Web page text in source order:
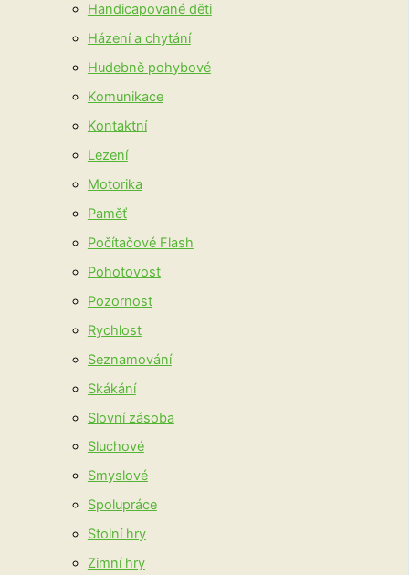
Handicapované děti
Házení a chytání
Hudebně pohybové
Komunikace
Kontaktní
Lezení
Motorika
Paměť
Počítačové Flash
Pohotovost
Pozornost
Rychlost
Seznamování
Skákání
Slovní zásoba
Sluchové
Smyslové
Spolupráce
Stolní hry
Zimní hry